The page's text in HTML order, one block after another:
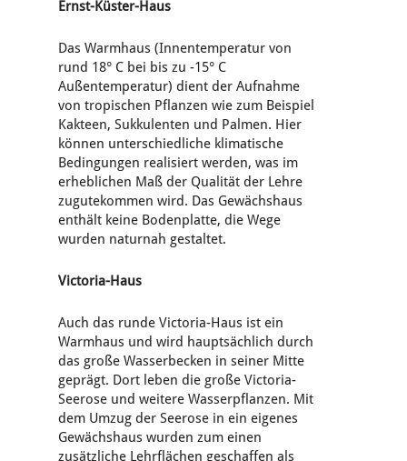
Ernst-Küster-Haus
Das Warmhaus (Innentemperatur von
rund 18° C bei bis zu -15° C
Außentemperatur) dient der Aufnahme
von tropischen Pflanzen wie zum Beispiel
Kakteen, Sukkulenten und Palmen. Hier
können unterschiedliche klimatische
Bedingungen realisiert werden, was im
erheblichen Maß der Qualität der Lehre
zugutekommen wird. Das Gewächshaus
enthält keine Bodenplatte, die Wege
wurden naturnah gestaltet.
Victoria-Haus
Auch das runde Victoria-Haus ist ein
Warmhaus und wird hauptsächlich durch
das große Wasserbecken in seiner Mitte
geprägt. Dort leben die große Victoria-
Seerose und weitere Wasserpflanzen. Mit
dem Umzug der Seerose in ein eigenes
Gewächshaus wurden zum einen
zusätzliche Lehrflächen geschaffen als